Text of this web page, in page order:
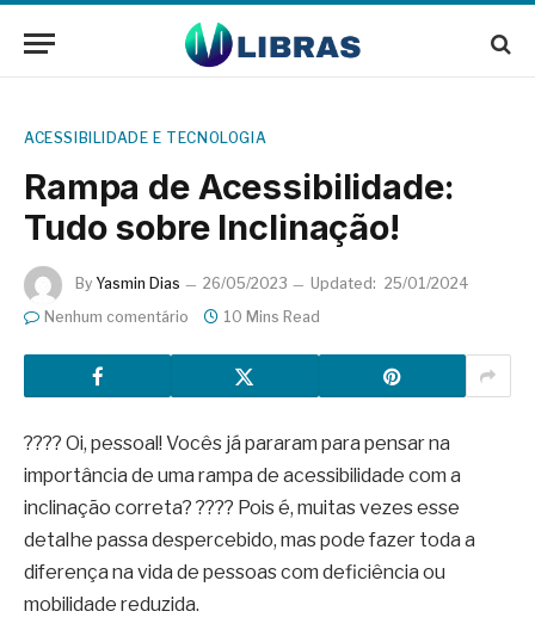
ACESSIBILIDADE E TECNOLOGIA
Rampa de Acessibilidade:
Tudo sobre Inclinação!
By Yasmin Dias 26/05/2023 Updated: 25/01/2024
Nenhum comentário
10 Mins Read
???? Oi, pessoal! Vocês já pararam para pensar na
importância de uma rampa de acessibilidade com a
inclinação correta? ???? Pois é, muitas vezes esse
detalhe passa despercebido, mas pode fazer toda a
diferença na vida de pessoas com deficiência ou
mobilidade reduzida.